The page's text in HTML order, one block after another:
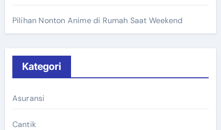
Pilihan Nonton Anime di Rumah Saat Weekend
Kategori
Asuransi
Cantik